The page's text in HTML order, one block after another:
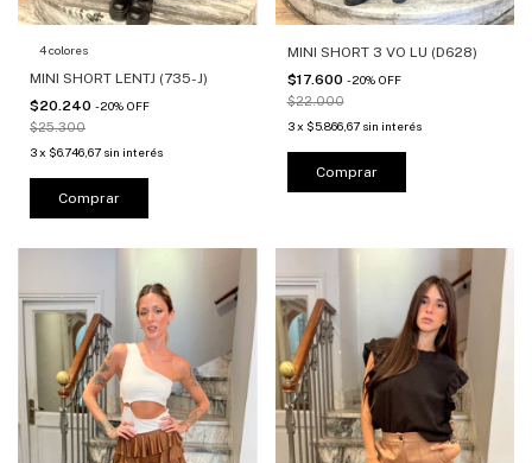
4 colores
MINI SHORT LENTJ (735-J)
$20.240 -20% OFF
$25.300
3x $6.746,67 sin interés
Comprar
MINI SHORT 3 VO LU (D628)
$17.600 -20% OFF
$22.000
3 x $5.866,67 sin interés
Comprar